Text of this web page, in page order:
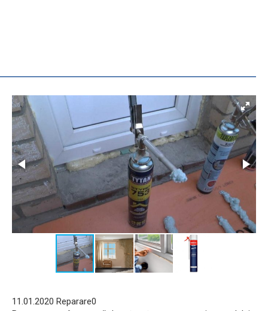
11.01.2020 Reparare0